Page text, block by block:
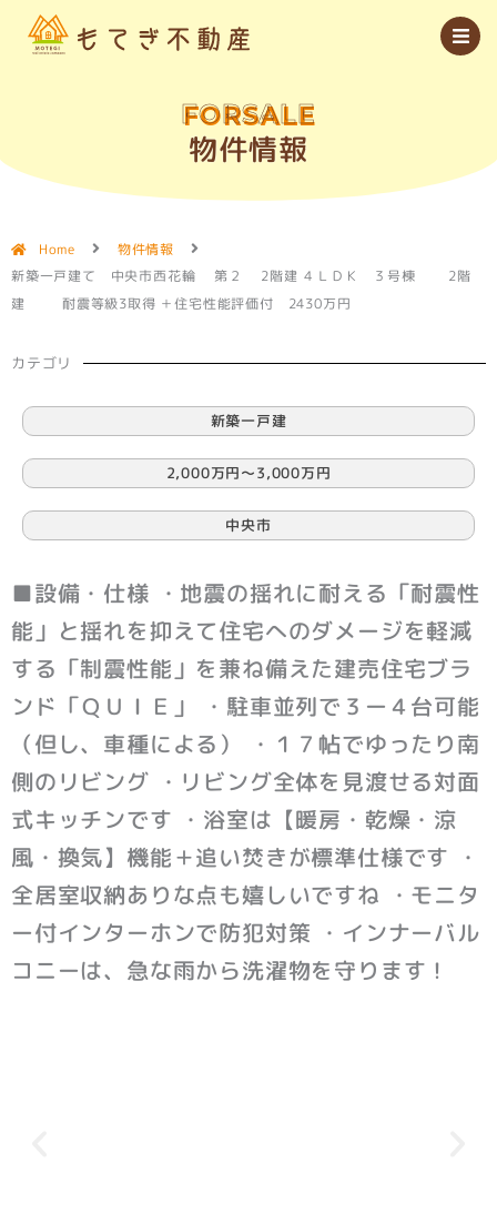
FORSALE
物件情報
Home
物件情報
新築一戸建て 中央市西花輪 第２ 2階建 ４ＬＤＫ ３号棟 2階
建 耐震等級3取得 ＋住宅性能評価付 2430万円
カテゴリ
新築一戸建
2,000万円〜3,000万円
中央市
■設備・仕様 ・地震の揺れに耐える「耐震性
能」と揺れを抑えて住宅へのダメージを軽減
する「制震性能」を兼ね備えた建売住宅ブラ
ンド「ＱＵＩＥ」 ・駐車並列で３ー４台可能
（但し、車種による） ・１７帖でゆったり南
側のリビング ・リビング全体を見渡せる対面
式キッチンです ・浴室は【暖房・乾燥・涼
風・換気】機能＋追い焚きが標準仕様です ・
全居室収納ありな点も嬉しいですね ・モニタ
ー付インターホンで防犯対策 ・インナーバル
コニーは、急な雨から洗濯物を守ります！